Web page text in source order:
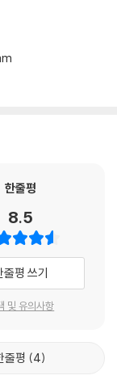
한줄평
8.5
줄평 쓰기
및 유의사항
줄평 4